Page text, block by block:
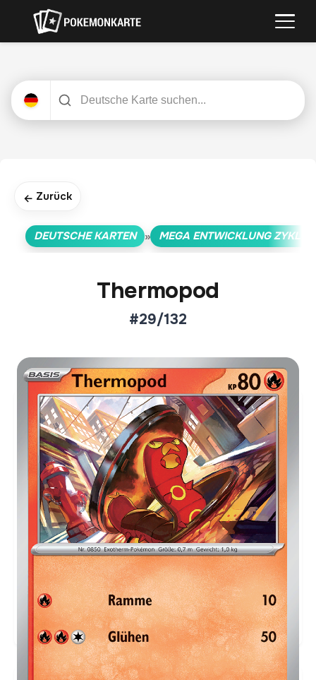
← Zurück
DEUTSCHE KARTEN » MEGA ENTWICKLUNG ZYKLUS
Thermopod
#29/132
Aktueller Marktpreis
€0,03
Normal
€0,24
Reverse Holo
Preise werden täglich aktualisiert.